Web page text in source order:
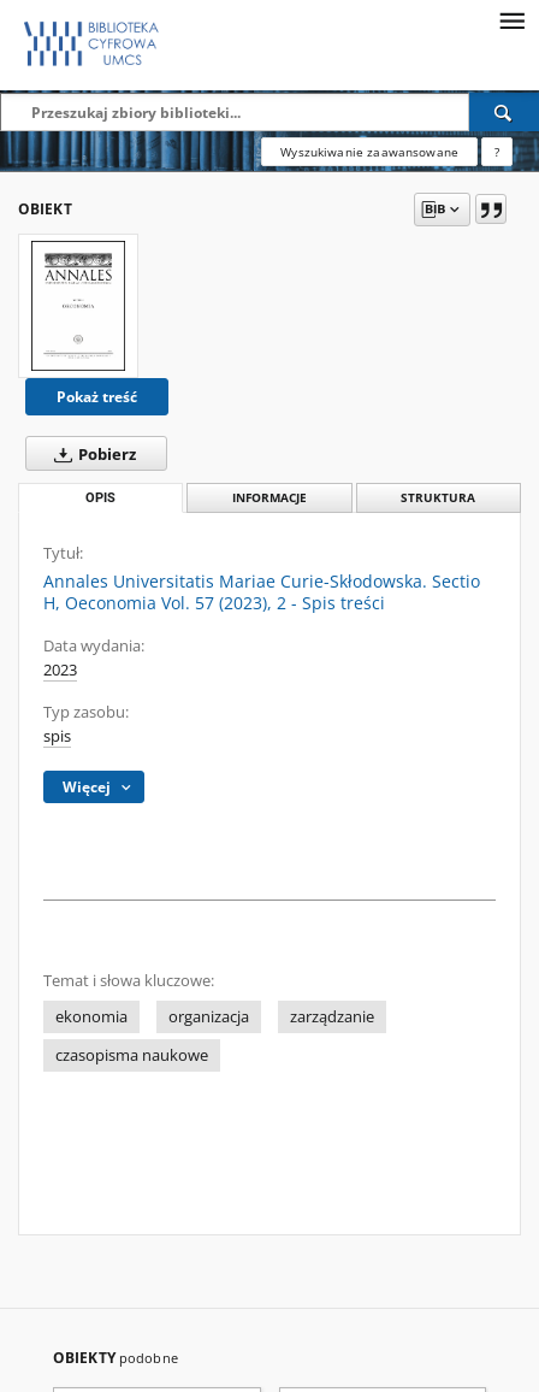
Wyszukiwanie zaawansowane ?
OBIEKT
Pokaż treść
Pobierz
OPIS INFORMACJE STRUKTURA
Tytuł:
Annales Universitatis Mariae Curie-Skłodowska. Sectio
H, Oeconomia Vol. 57 (2023), 2 - Spis treści
Data wydania:
2023
Typ zasobu:
spis
Więcej
Temat i słowa kluczowe:
ekonomia
organizacja
zarządzanie
czasopisma naukowe
OBIEKTY podobne